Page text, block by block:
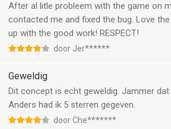
After al litle probleem with the game on
contacted me and fixed the bug. Love
up with the good work! RESPECT!
door Jer******
Geweldig
Dit concept is echt geweldig. Jammer
Anders had ik 5 sterren gegeven.
door Che*******